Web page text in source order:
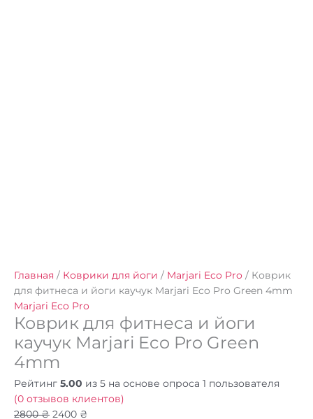
Главная / Коврики для йоги / Marjari Eco Pro / Коврик
для фитнеса и йоги каучук Marjari Eco Pro Green 4mm
Marjari Eco Pro
Коврик для фитнеса и йоги
каучук Marjari Eco Pro Green
4mm
Рейтинг 5.00 из 5 на основе опроса 1 пользователя
(0 отзывов клиентов)
2800₴ 2400 ₴